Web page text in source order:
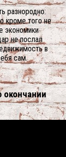
разнородно:
кроме того не
экономики
не послал
в
сам.
окончании